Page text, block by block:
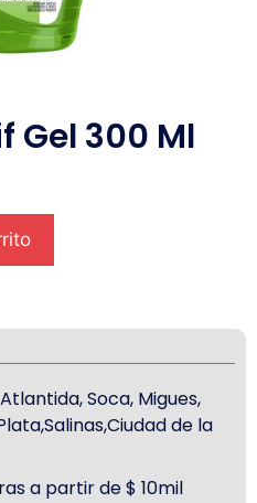
Gel 300 Ml
Soca, Migues,
de la
a partir de $ 10mil